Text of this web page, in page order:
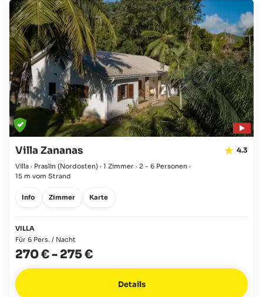
Villa Zananas 4.3
Villa · Praslin (Nordosten) · 1 Zimmer · 2 - 6 Personen ·
15 m vom Strand
Info Zimmer Karte
VILLA
Für 6 Pers. / Nacht
270 €- 275 €
Details